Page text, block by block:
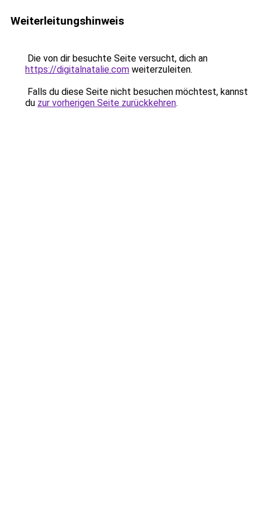
Weiterleitungshinweis
Die von dir besuchte Seite versucht, dich an
https://digitalnatalie.com weiterzuleiten.
Falls du diese Seite nicht besuchen möchtest, kannst
du zur vorherigen Seite zurückkehren.